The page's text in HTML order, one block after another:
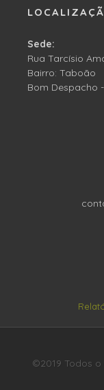
Sede:
Rua Tarcísio
Bairro: Taboão
Bom Despacho -
©2019 Todos